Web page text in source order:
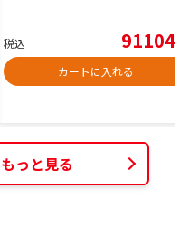
税込 91104
カートに入れる
っと見る